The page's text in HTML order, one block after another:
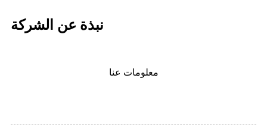
نبذة عن الشركة
معلومات عنا